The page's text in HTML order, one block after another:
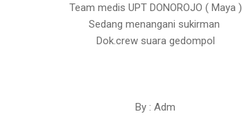
Team medis UPT DONOROJO ( Maya )
Sedang menangani sukirman
Dok.crew suara gedompol
By : Adm